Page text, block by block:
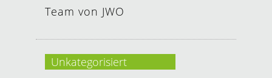
Team von JWO
Unkategorisiert